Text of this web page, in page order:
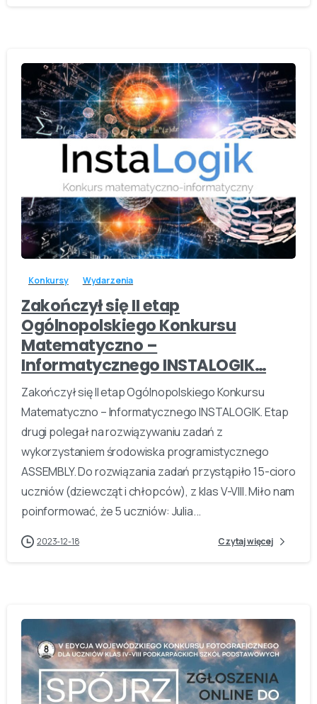
-
Konkursy Wydarzenia
Zakończył się II etap
Ogólnopolskiego Konkursu
Matematyczno –
Informatycznego INSTALOGIK…
Zakończył się II etap Ogólnopolskiego Konkursu
Matematyczno – Informatycznego INSTALOGIK. Etap
drugi polegał na rozwiązywaniu zadań z
wykorzystaniem środowiska programistycznego
ASSEMBLY. Do rozwiązania zadań przystąpiło 15-cioro
uczniów (dziewcząt i chłopców), z klas V-VIII. Miło nam
poinformować, że 5 uczniów: Julia...
2023-12-18 Czytaj więcej